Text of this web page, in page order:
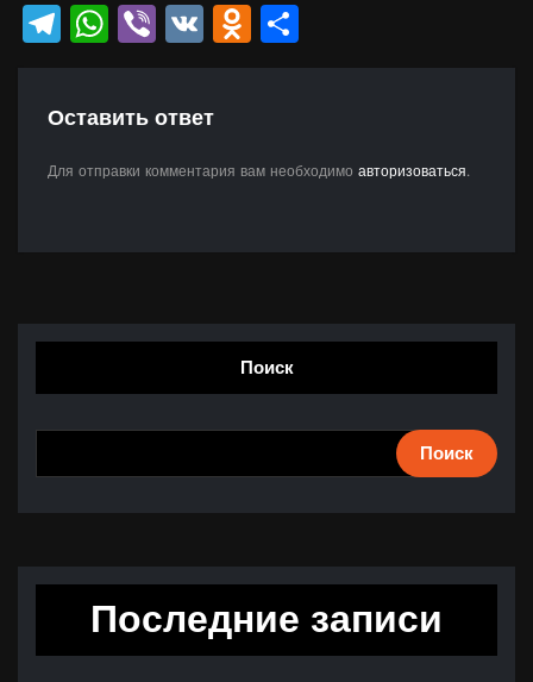
Telegram
WhatsApp
Viber
VK Odnoklassniki
Оставить ответ
Для отправки комментария вам необходимо авторизоваться.
Поиск
Поиск
Последние записи